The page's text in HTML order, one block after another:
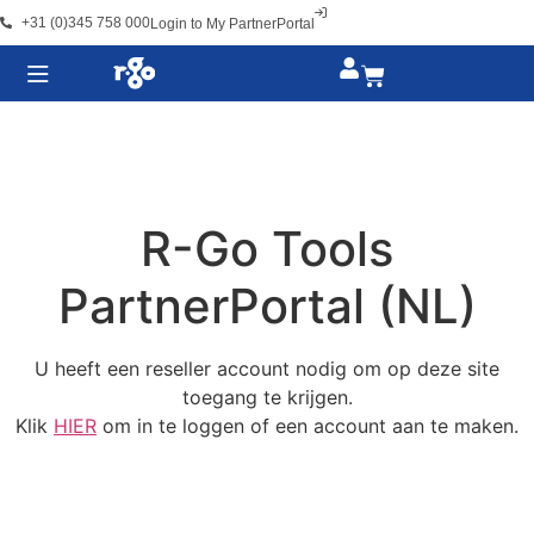
+31 (0)345 758 000Login to My PartnerPortal
R-Go Tools
PartnerPortal (NL)
U heeft een reseller account nodig om op deze site
toegang te krijgen.
Klik HIER om in te loggen of een account aan te maken.